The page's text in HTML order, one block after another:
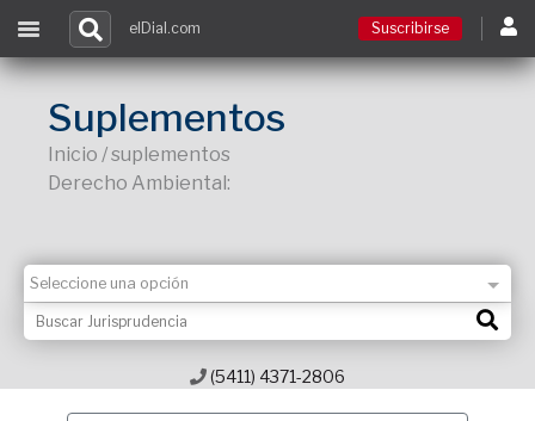
elDial.com Suscribirse
Suplementos
Inicio / suplementos
Derecho Ambiental:
(5411) 4371-2806